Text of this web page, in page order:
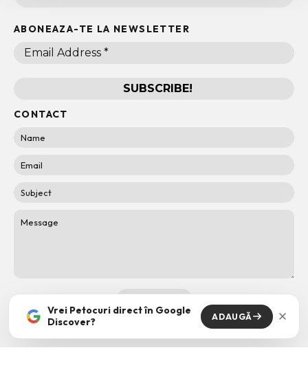
ABONEAZA-TE LA NEWSLETTER
CONTACT
Vrei Petocuri direct în Google
Discover?
ADAUGĂ